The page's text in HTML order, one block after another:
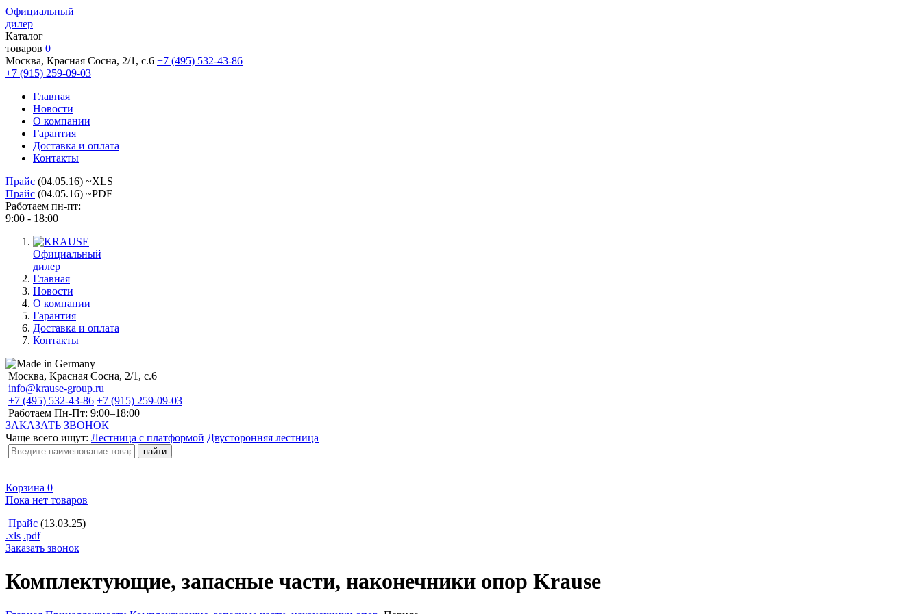
Официальный
дилер
Каталог
товаров 0
Москва, Красная Сосна, 2/1, с.6 +7 (495) 532-43-86
+7 (915) 259-09-03
Главная
Новости
О компании
Гарантия
Доставка и оплата
Контакты
Прайс (04.05.16) ~XLS
Прайс (04.05.16) ~PDF
Работаем пн-пт:
9:00 - 18:00
Официальный
дилер
Главная
Новости
О компании
Гарантия
Доставка и оплата
Контакты
Москва, Красная Сосна, 2/1, с.6
info@krause-group.ru
+7 (495) 532-43-86 +7 (915) 259-09-03
Работаем Пн-Пт: 9:00–18:00
ЗАКАЗАТЬ ЗВОНОК
Чаще всего ищут: Лестница с платформой Двусторонняя лестница
Корзина 0
Пока нет товаров
Прайс (13.03.25)
.xls .pdf
Заказать звонок
Комплектующие, запасные части, наконечники опор Krause